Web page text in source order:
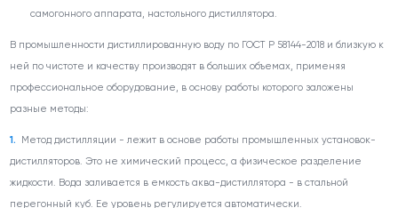
самогонного аппарата, настольного дистиллятора.
В промышленности дистиллированную воду по ГОСТ Р 58144-2018 и близкую к
ней по чистоте и качеству производят в больших объемах, применяя
профессиональное оборудование, в основу работы которого заложены
разные методы:
Метод дистилляции - лежит в основе работы промышленных установок-
дистилляторов. Это не химический процесс, а физическое разделение
жидкости. Вода заливается в емкость аква-дистиллятора - в стальной
перегонный куб. Ее уровень регулируется автоматически.